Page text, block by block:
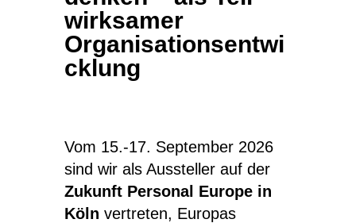
wirksamer
Organisationsentwi
cklung
Vom 15.-17. September 2026
sind wir als Aussteller auf der
Zukunft Personal Europe in
Köln vertreten, Europas